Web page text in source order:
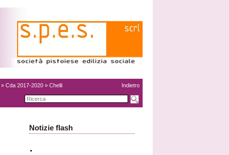
» Cda 2017-2020 » Chelli Indietro
Notizie flash
.